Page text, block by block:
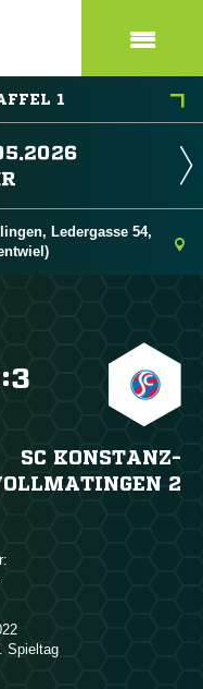
1
Ledergasse 54,
:
SC KONSTANZ-
2
Spieltag